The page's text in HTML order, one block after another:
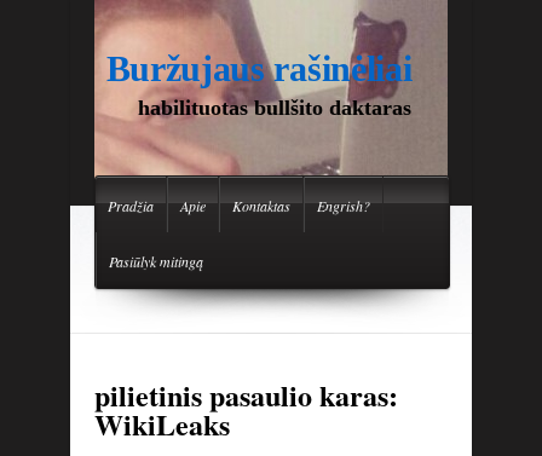
Buržujaus rašinėliai
habilituotas bullšito daktaras
Pradžia Apie Kontaktas Engrish?
Pasiūlyk mitingą
pilietinis pasaulio karas:
WikiLeaks